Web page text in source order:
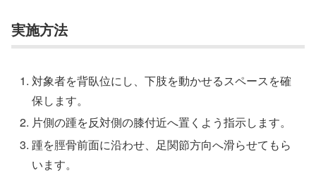
実施方法
対象者を背臥位にし、下肢を動かせるスペースを確
保します。
片側の踵を反対側の膝付近へ置くよう指示します。
踵を脛骨前面に沿わせ、足関節方向へ滑らせてもら
います。